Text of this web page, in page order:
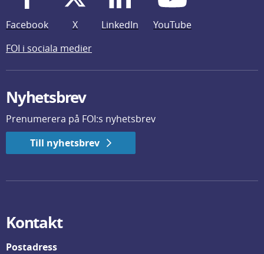
Facebook X LinkedIn
YouTube
FOI i sociala medier
Nyhetsbrev
Prenumerera på FOI:s nyhetsbrev
Till nyhetsbrev
Kontakt
Postadress